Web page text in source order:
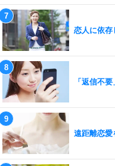
恋人に依存
「返信不
遠距離恋愛